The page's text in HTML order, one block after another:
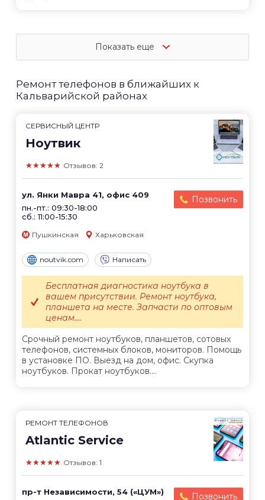
Показать еще
Ремонт телефонов в ближайших к
Кальварийской районах
СЕРВИСНЫЙ ЦЕНТР
Ноутвик
★★★★★ Отзывов: 2
ул. Янки Мавра 41, офис 409
пн.-пт.: 09:30-18:00
сб.: 11:00-15:30
Позвонить
Пушкинская Харьковская
noutvik.com Написать
Срочный ремонт ноутбуков, планшетов, сотовых
телефонов, системных блоков, мониторов. Помощь
в установке ПО. Выезд на дом, офис. Скупка
ноутбуков. Прокат ноутбуков....
Бесплатная диагностика ноутбука в
вашем присутствии. Ремонт ноутбука,
планшета на месте. Запчасти по оптовым
ценам....
РЕМОНТ ТЕЛЕФОНОВ
Atlantic Service
★★★★★ Отзывов: 1
пр-т Независимости, 54 («ЦУМ») Позвонить